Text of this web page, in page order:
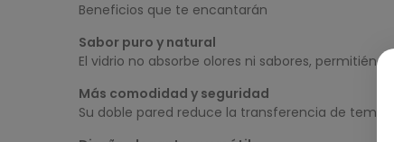
Beneficios que te encantarán
Sabor puro y natural
El vidrio no absorbe olores ni sabores,
Más comodidad y seguridad
Su doble pared reduce la transferencia de